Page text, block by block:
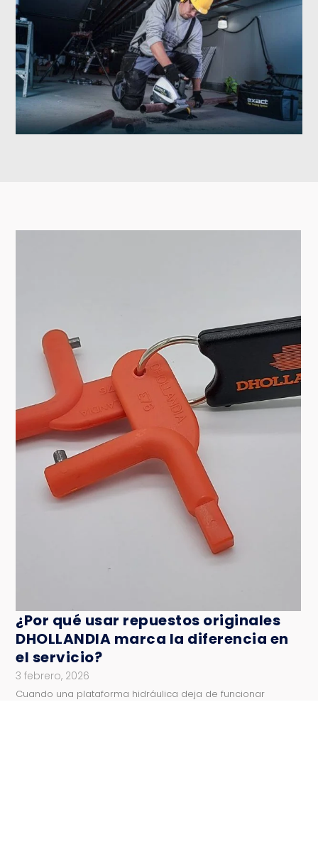
¿Por qué usar repuestos originales
DHOLLANDIA marca la diferencia en
el servicio?
3 febrero, 2026
Cuando una plataforma hidráulica deja de funcionar